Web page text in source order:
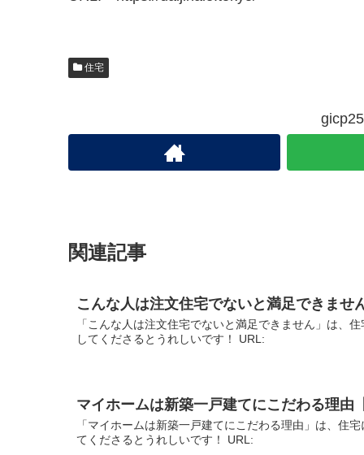
住宅
関連記事
こんな人は注文住宅でないと満足できませ
「こんな人は注文住宅でないと満足できません」は、
してくださるとうれしいです！ URL:
マイホームは新築一戸建てにこだわる理由
「マイホームは新築一戸建てにこだわる理由」は、住
てくださるとうれしいです！ URL: